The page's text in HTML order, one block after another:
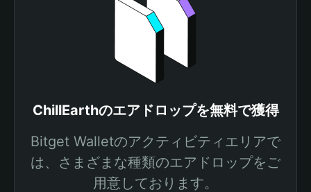
ChillEarthのエアドロップを無料で獲得
Bitget Walletのアクティビティエリアで
は、さまざまな種類のエアドロップをご
用意しております。